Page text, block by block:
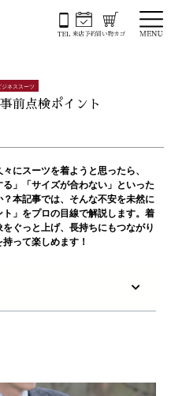
ジネススーツ
前点検ポイント
にスーツを着ようと思ったら、
る」「サイズが合わない」といった
本記事では、そんな不安を未然に
」をプロの目線で解説します。着
ぐっと上げ、長持ちにもつながり
って楽しめます！